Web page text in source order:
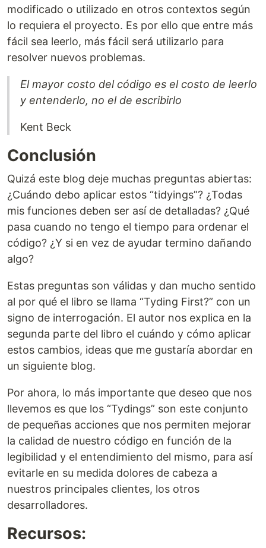
modificado o utilizado en otros contextos según
lo requiera el proyecto. Es por ello que entre más
fácil sea leerlo, más fácil será utilizarlo para
resolver nuevos problemas.
El mayor costo del código es el costo de leerlo
y entenderlo, no el de escribirlo
Kent Beck
Conclusión
Quizá este blog deje muchas preguntas abiertas:
¿Cuándo debo aplicar estos “tidyings”? ¿Todas
mis funciones deben ser así de detalladas? ¿Qué
pasa cuando no tengo el tiempo para ordenar el
código? ¿Y si en vez de ayudar termino dañando
algo?
Estas preguntas son válidas y dan mucho sentido
al por qué el libro se llama “Tyding First?” con un
signo de interrogación. El autor nos explica en la
segunda parte del libro el cuándo y cómo aplicar
estos cambios, ideas que me gustaría abordar en
un siguiente blog.
Por ahora, lo más importante que deseo que nos
llevemos es que los “Tydings” son este conjunto
de pequeñas acciones que nos permiten mejorar
la calidad de nuestro código en función de la
legibilidad y el entendimiento del mismo, para así
evitarle en su medida dolores de cabeza a
nuestros principales clientes, los otros
desarrolladores.
Recursos: